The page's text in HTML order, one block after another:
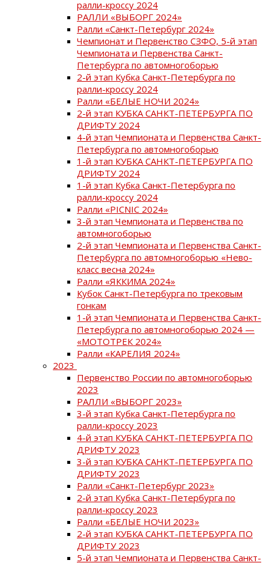
ралли-кроссу 2024
РАЛЛИ «ВЫБОРГ 2024»
Ралли «Санкт-Петербург 2024»
Чемпионат и Первенство СЗФО, 5-й этап
Чемпионата и Первенства Санкт-
Петербурга по автомногоборью
2-й этап Кубка Санкт-Петербурга по
ралли-кроссу 2024
Ралли «БЕЛЫЕ НОЧИ 2024»
2-й этап КУБКА САНКТ-ПЕТЕРБУРГА ПО
ДРИФТУ 2024
4-й этап Чемпионата и Первенства Санкт-
Петербурга по автомногоборью
1-й этап КУБКА САНКТ-ПЕТЕРБУРГА ПО
ДРИФТУ 2024
1-й этап Кубка Санкт-Петербурга по
ралли-кроссу 2024
Ралли «PICNIC 2024»
3-й этап Чемпионата и Первенства по
автомногоборью
2-й этап Чемпионата и Первенства Санкт-
Петербурга по автомногоборью «Нево-
класс весна 2024»
Ралли «ЯККИМА 2024»
Кубок Санкт-Петербурга по трековым
гонкам
1-й этап Чемпионата и Первенства Санкт-
Петербурга по автомногоборью 2024 —
«МОТОТРЕК 2024»
Ралли «КАРЕЛИЯ 2024»
2023
Первенство России по автомногоборью
2023
РАЛЛИ «ВЫБОРГ 2023»
3-й этап Кубка Санкт-Петербурга по
ралли-кроссу 2023
4-й этап КУБКА САНКТ-ПЕТЕРБУРГА ПО
ДРИФТУ 2023
3-й этап КУБКА САНКТ-ПЕТЕРБУРГА ПО
ДРИФТУ 2023
Ралли «Санкт-Петербург 2023»
2-й этап Кубка Санкт-Петербурга по
ралли-кроссу 2023
Ралли «БЕЛЫЕ НОЧИ 2023»
2-й этап КУБКА САНКТ-ПЕТЕРБУРГА ПО
ДРИФТУ 2023
5-й этап Чемпионата и Первенства Санкт-